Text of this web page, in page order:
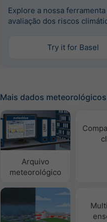
Explore a nossa
avaliação dos riscos
Try it for Basel
Mais dados meteorológicos
Arquivo
meteorológico